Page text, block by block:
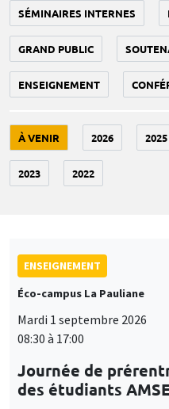
SÉMINAIRES INTERNES
GRAND PUBLIC
ENSEIGNEMENT
À VENIR 2026 2025
2023 2022
ENSEIGNEMENT
Éco-campus La Pauliane
Mardi 1 septembre 2026
08:30 à 17:00
Journée de
des étudiants